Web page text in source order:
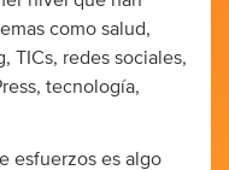
como salud,
TICs, redes sociales,
tecnología,
esfuerzos es algo